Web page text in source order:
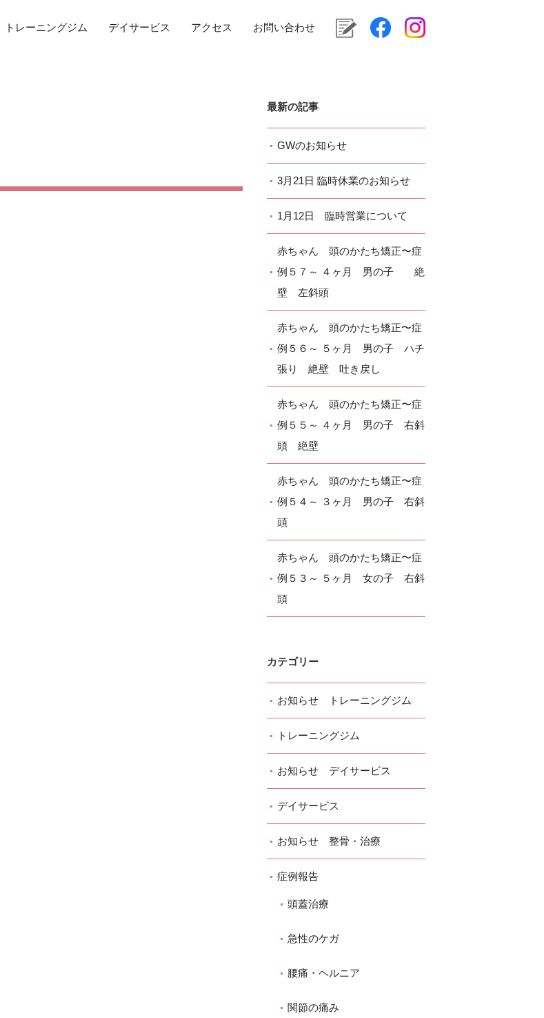
トレーニングジム デイサービス アクセス お問い合わせ
最新の記事
GWのお知らせ
3月21日 臨時休業のお知らせ
1月12日 臨時営業について
赤ちゃん 頭のかたち矯正〜症
例５７～ ４ヶ月 男の子 絶
壁 左斜頭
赤ちゃん 頭のかたち矯正〜症
例５６～ ５ヶ月 男の子 ハチ
張り 絶壁 吐き戻し
赤ちゃん 頭のかたち矯正〜症
例５５～ ４ヶ月 男の子 右斜
頭 絶壁
赤ちゃん 頭のかたち矯正〜症
例５４～ ３ヶ月 男の子 右斜
頭
赤ちゃん 頭のかたち矯正〜症
例５３～ ５ヶ月 女の子 右斜
頭
カテゴリー
お知らせ トレーニングジム
トレーニングジム
お知らせ デイサービス
デイサービス
お知らせ 整骨・治療
症例報告
頭蓋治療
急性のケガ
腰痛・ヘルニア
関節の痛み